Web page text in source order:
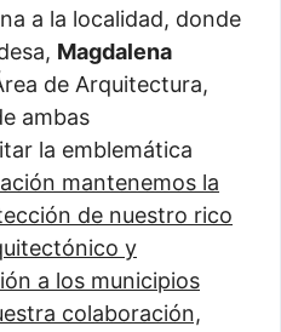
a la localidad, donde
Magdalena
de Arquitectura,
ambas
la emblemática
mantenemos la
de nuestro rico
y
a los municipios
colaboración,